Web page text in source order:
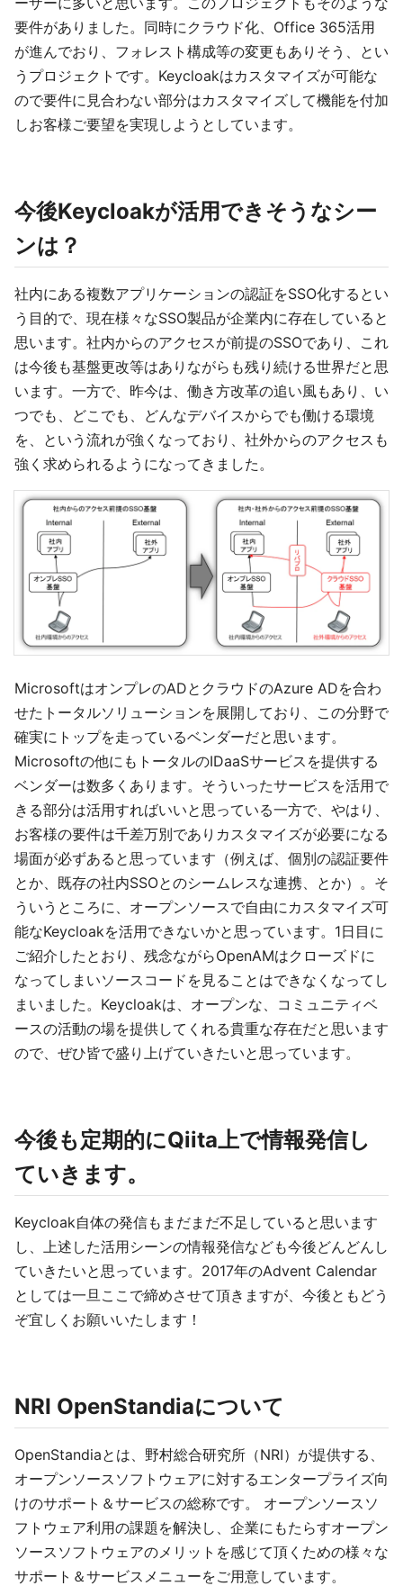
要件がありました。同時にクラウド化、Office 365活用
が進んでおり、フォレスト構成等の変更もありそう、とい
うプロジェクトです。Keycloakはカスタマイズが可能な
ので要件に見合わない部分はカスタマイズして機能を付加
しお客様ご要望を実現しようとしています。
今後Keycloakが活用できそうなシー
ンは？
社内にある複数アプリケーションの認証をSSO化するとい
う目的で、現在様々なSSO製品が企業内に存在していると
思います。社内からのアクセスが前提のSSOであり、これ
は今後も基盤更改等はありながらも残り続ける世界だと思
います。一方で、昨今は、働き方改革の追い風もあり、い
つでも、どこでも、どんなデバイスからでも働ける環境
を、という流れが強くなっており、社外からのアクセスも
強く求められるようになってきました。
MicrosoftはオンプレのADとクラウドのAzure ADを合わ
せたトータルソリューションを展開しており、この分野で
確実にトップを走っているベンダーだと思います。
Microsoftの他にもトータルのIDaaSサービスを提供する
ベンダーは数多くあります。そういったサービスを活用で
きる部分は活用すればいいと思っている一方で、やはり、
お客様の要件は千差万別でありカスタマイズが必要になる
場面が必ずあると思っています（例えば、個別の認証要件
とか、既存の社内SSOとのシームレスな連携、とか）。そ
ういうところに、オープンソースで自由にカスタマイズ可
能なKeycloakを活用できないかと思っています。1日目に
ご紹介したとおり、残念ながらOpenAMはクローズドに
なってしまいソースコードを見ることはできなくなってし
まいました。Keycloakは、オープンな、コミュニティベ
ースの活動の場を提供してくれる貴重な存在だと思います
ので、ぜひ皆で盛り上げていきたいと思っています。
今後も定期的にQiita上で情報発信し
ていきます。
Keycloak自体の発信もまだまだ不足していると思います
し、上述した活用シーンの情報発信なども今後どんどんし
ていきたいと思っています。2017年のAdvent Calendar
としては一旦ここで締めさせて頂きますが、今後ともどう
ぞ宜しくお願いいたします！
NRI OpenStandiaについて
OpenStandiaとは、野村総合研究所（NRI）が提供する、
オープンソースソフトウェアに対するエンタープライズ向
けのサポート＆サービスの総称です。 オープンソースソ
フトウェア利用の課題を解決し、企業にもたらすオープン
ソースソフトウェアのメリットを感じて頂くための様々な
サポート＆サービスメニューをご用意しています。